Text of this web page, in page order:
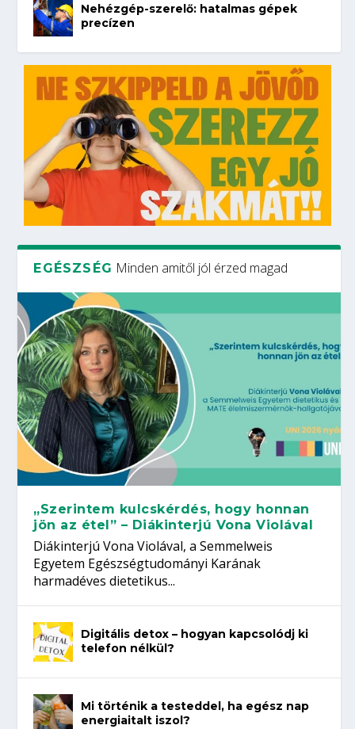
Nehézgép-szerelő: hatalmas gépek
precízen
EGÉSZSÉG Minden amitől jól érzed magad
„Szerintem kulcskérdés, hogy honnan
jön az étel” – Diákinterjú Vona Violával
Diákinterjú Vona Violával, a Semmelweis
Egyetem Egészségtudományi Karának
harmadéves dietetikus...
Digitális detox – hogyan kapcsolódj ki
telefon nélkül?
Mi történik a testeddel, ha egész nap
energiaitalt iszol?